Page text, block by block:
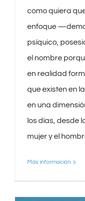
como quiera
enfoque
psíquico,
el nombre
en realidad
que existen en
en una
los días, desde
mujer y el
Más información